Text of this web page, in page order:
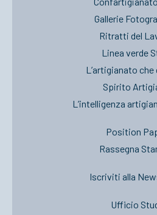
Gallerie
Ritratti del
Linea verde
L’artigianato
Spirito
L’intelligenza
Position
Rassegna
Iscriviti alla
Ufficio